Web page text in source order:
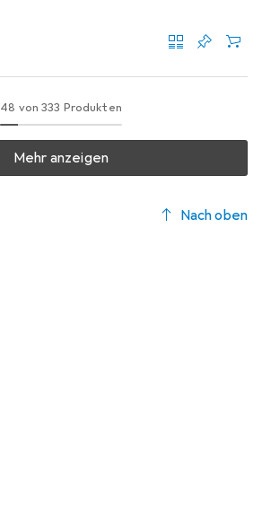
48 von 333 Produkten
Mehr anzeigen
Nach oben